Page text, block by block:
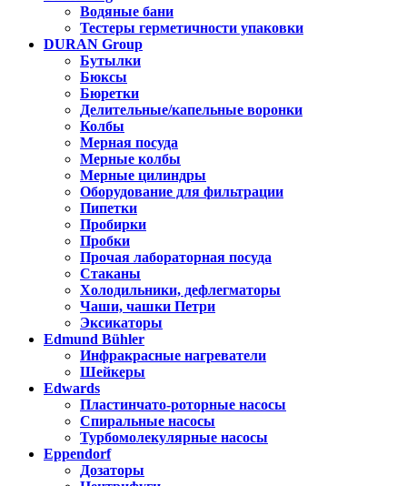
Водяные бани
Тестеры герметичности упаковки
DURAN Group
Бутылки
Бюксы
Бюретки
Делительные/капельные воронки
Колбы
Мерная посуда
Мерные колбы
Мерные цилиндры
Оборудование для фильтрации
Пипетки
Пробирки
Пробки
Прочая лабораторная посуда
Стаканы
Холодильники, дефлегматоры
Чаши, чашки Петри
Эксикаторы
Edmund Bühler
Инфракрасные нагреватели
Шейкеры
Edwards
Пластинчато-роторные насосы
Спиральные насосы
Турбомолекулярные насосы
Eppendorf
Дозаторы